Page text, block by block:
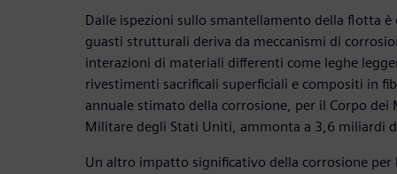
Dalle ispezioni sullo smantellamento della flotta è
guasti strutturali deriva da meccanismi di
interazioni di materiali differenti come leghe
rivestimenti sacrificali superficiali e compositi in
annuale stimato della corrosione, per il Corpo dei
Militare degli Stati Uniti, ammonta a 3,6 miliardi
Un altro impatto significativo della corrosione